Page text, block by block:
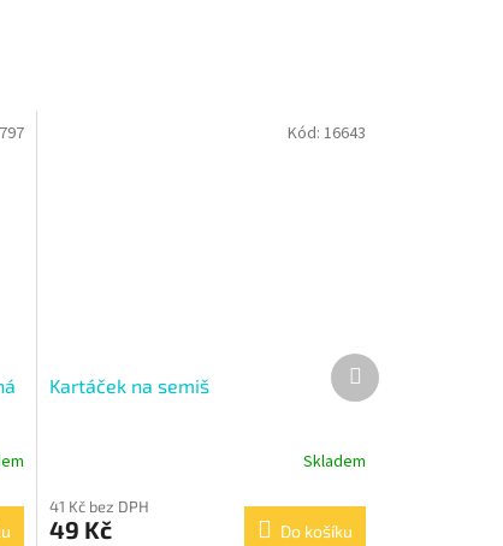
797
Kartáček na semiš
Skladem
41 Kč bez DPH
49 Kč Do košíku
Kód: 16643
Další
produkt